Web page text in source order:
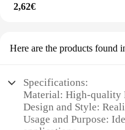
2,62€
Here are the products found
Specifications:
Material: High-quality
Design and Style:
Usage and Purpose: